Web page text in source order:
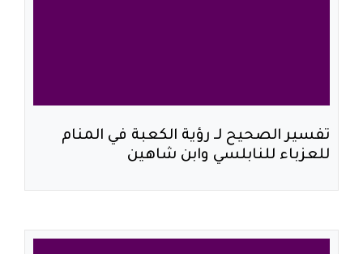
تفسير الصحيح لـ رؤية الكعبة في المنام
للعزباء للنابلسي وابن شاهين